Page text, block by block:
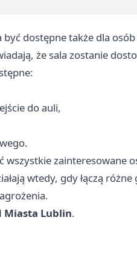
być dostępne także dla
że sala zostanie
do auli,
wszystkie zainteresowane
wtedy, gdy łączą
Miasta Lublin.